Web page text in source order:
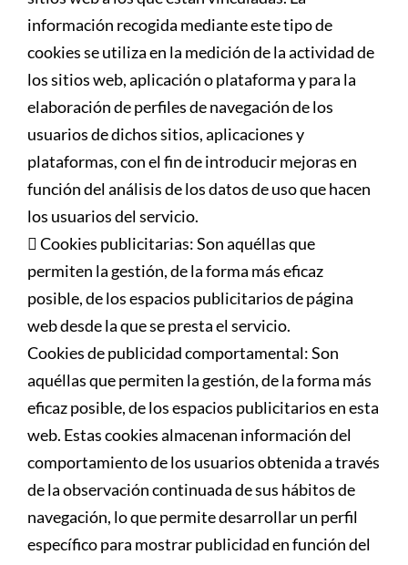
información recogida mediante este tipo de
cookies se utiliza en la medición de la actividad de
los sitios web, aplicación o plataforma y para la
elaboración de perfiles de navegación de los
usuarios de dichos sitios, aplicaciones y
plataformas, con el fin de introducir mejoras en
función del análisis de los datos de uso que hacen
los usuarios del servicio.
 Cookies publicitarias: Son aquéllas que
permiten la gestión, de la forma más eficaz
posible, de los espacios publicitarios de página
web desde la que se presta el servicio.
Cookies de publicidad comportamental: Son
aquéllas que permiten la gestión, de la forma más
eficaz posible, de los espacios publicitarios en esta
web. Estas cookies almacenan información del
comportamiento de los usuarios obtenida a través
de la observación continuada de sus hábitos de
navegación, lo que permite desarrollar un perfil
específico para mostrar publicidad en función del